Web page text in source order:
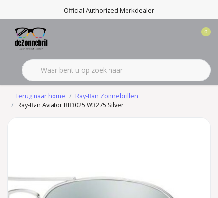
Official Authorized Merkdealer
0
Terug naar home
Ray-Ban Zonnebrillen
Ray-Ban Aviator RB3025 W3275 Silver